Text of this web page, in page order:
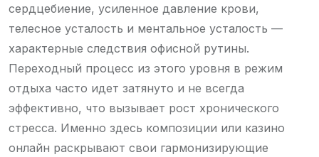
сердцебиение, усиленное давление крови,
телесное усталость и ментальное усталость —
характерные следствия офисной рутины.
Переходный процесс из этого уровня в режим
отдыха часто идет затянуто и не всегда
эффективно, что вызывает рост хронического
стресса. Именно здесь композиции или казино
онлайн раскрывают свои гармонизирующие